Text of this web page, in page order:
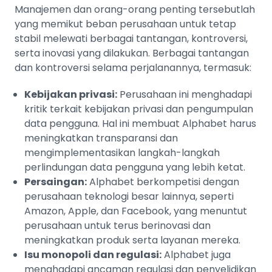
Manajemen dan orang-orang penting tersebutlah
yang memikut beban perusahaan untuk tetap
stabil melewati berbagai tantangan, kontroversi,
serta inovasi yang dilakukan. Berbagai tantangan
dan kontroversi selama perjalanannya, termasuk:
Kebijakan privasi: Perusahaan ini menghadapi
kritik terkait kebijakan privasi dan pengumpulan
data pengguna. Hal ini membuat Alphabet harus
meningkatkan transparansi dan
mengimplementasikan langkah-langkah
perlindungan data pengguna yang lebih ketat.
Persaingan:Alphabet berkompetisi dengan
perusahaan teknologi besar lainnya, seperti
Amazon, Apple, dan Facebook, yang menuntut
perusahaan untuk terus berinovasi dan
meningkatkan produk serta layanan mereka.
Isu monopoli dan regulasi:Alphabet juga